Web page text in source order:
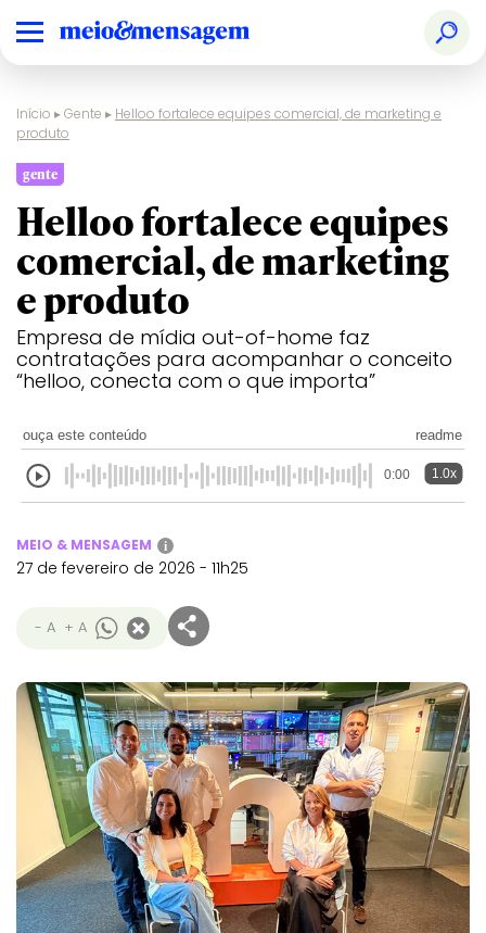
Início ▸Gente ▸ Helloo fortalece equipes comercial, de marketing e
produto
gente
Helloo fortalece equipes
comercial, de marketing
e produto
Empresa de mídia out-of-home faz
contratações para acompanhar o conceito
“helloo, conecta com o que importa”
ouça este conteúdo readme
0:00 1.0x
MEIO & MENSAGEM i
27 de fevereiro de 2026 - 11h25
- A + A